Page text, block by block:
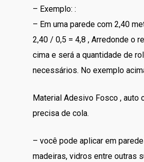
– Exemplo: :
– Em uma parede com 2,40
2,40 / 0,5 = 4,8 , Arredonde o
cima e será a quantidade de
necessários. No exemplo
Material Adesivo Fosco , auto
precisa de cola.
– você pode aplicar em
madeiras, vidros entre outras